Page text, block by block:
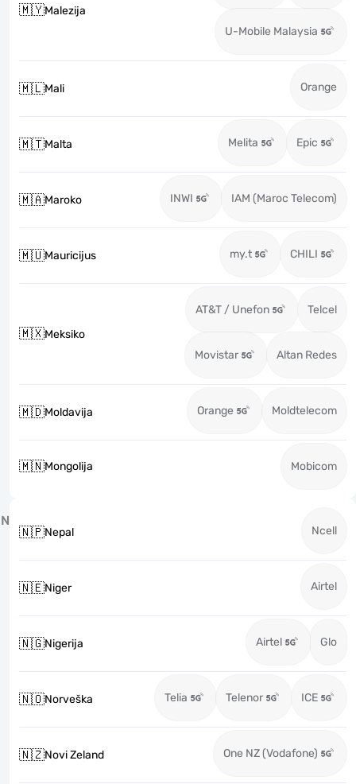
🇲🇾Malezija
U-Mobile Malaysia
🇲🇱Mali Orange
🇲🇹Malta Melita Epic
🇲🇦Maroko INWI IAM (Maroc Telecom)
🇲🇺Mauricijus my.t CHILI
🇲🇽Meksiko
AT&T / Unefon Telcel
Movistar Altan Redes
🇲🇩Moldavija Orange Moldtelecom
🇲🇳Mongolija Mobicom
N
🇳🇵Nepal Ncell
🇳🇪Niger Airtel
🇳🇬Nigerija Airtel Glo
🇳🇴Norveška Telia Telenor ICE
🇳🇿Novi Zeland One NZ (Vodafone)